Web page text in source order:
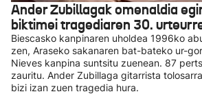
Ander Zubillagak omenaldia
biktimei tragediaren 30.
Biescasko kanpinaren uholdea 1996ko
zen, Araseko sakanaren bat-bateko ur-
Nieves kanpina suntsitu zuenean. 87
zauritu. Ander Zubillaga gitarrista
bizi izan zuen tragedia hura.